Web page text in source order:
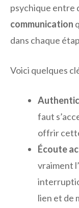
psychique entre
communication
dans chaque
Voici quelques
faut
offrir
Écoute
vraiment
lien et de